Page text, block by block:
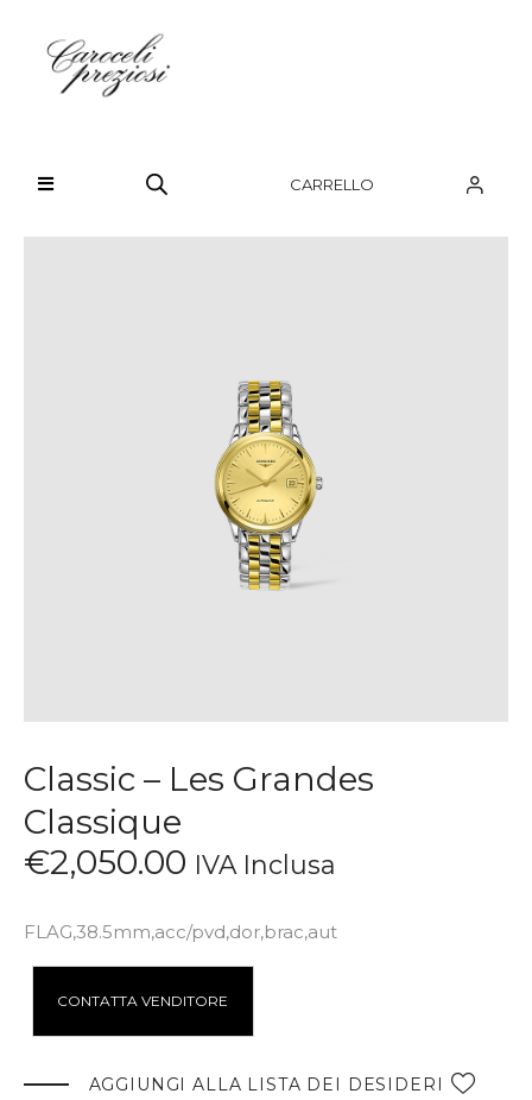
CARRELLO
CHI SIAMO
BRAND
CONTATTI
Classic – Les Grandes
Classique
€2,050.00 IVA Inclusa
FLAG,38.5mm,acc/pvd,dor,brac,aut
CONTATTA VENDITORE
t
e
AGGIUNGI ALLA LISTA DEI DESIDERI